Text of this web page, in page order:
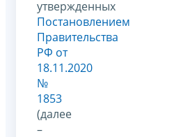
утвержденных
Постановлением
Правительства
РФ от
18.11.2020
№
1853
(далее
–